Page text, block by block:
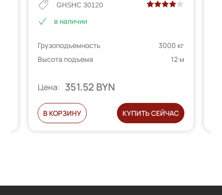
GHSHC 30120
опроса
пользователей
в наличии
Грузоподъемность
3000 кг
Высота подъема
12 м
Цена: 351.52 BYN
В КОРЗИНУ КУПИТЬ СЕЙЧАС